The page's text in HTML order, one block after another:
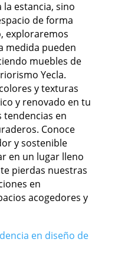
estancia, sino
de forma
exploraremos
medida pueden
muebles de
Yecla.
y texturas
y renovado en tu
tendencias en
Conoce
y sostenible
en un lugar lleno
pierdas nuestras
en
acogedores y
en diseño de